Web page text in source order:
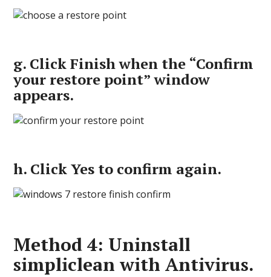
g. ClickFinishwhen the “Confirm
your restore point” window
appears.
h. ClickYes to confirm again.
Method 4: Uninstall
simpliclean with Antivirus.